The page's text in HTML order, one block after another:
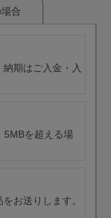
合
期はご入金・入
5MBを超える場
お送りします。